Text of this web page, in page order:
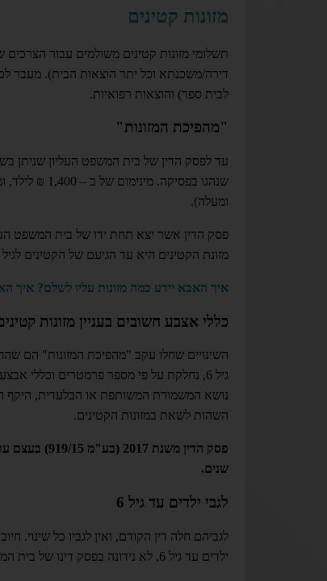
מזונות קטינים
תשלומי מזונות קטינים משולמים עבור
דירה/משכנתא וכל יתר הוצאות הבית). מעבר
לבית ספר) והוצאות רפואיות.
"מהפיכת המזונות"
ומעלה).
מזונת הקטינים היא עד הגיעם של הקטינים לגיל 6 שנים. מגיל 6 ואילך, החבות מדין צדקה ובהתאם לכללים שנקבעו באותו פסק הדין.
איך האבא יידע כמה מזונות עליו לשלם? איך
כללי אצבע חשובים בעניין מזונות
השינויים שחלו עקב "מהפיכת המזונות" הם
גיל 6, נחלקת על פי מספר פרמטרים וכללי
נושא המשמורת המשותפת או הבלעדית, היקף
השהות לשאת במזונות הקטינים.
שנים.
לגבי ילדים עד גיל 6
לגביהם חלה דין הקודם, ואין לגביו כל שינוי.
ילדים עד גיל 6, לא נידונה בפסק דינו של בית המשפט העליון.